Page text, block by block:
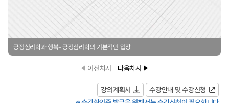
긍정심리학과 행복- 긍정심리학의 기본적인 입장
이전차시 다음차시
강의계획서
수강안내 및 수강신청